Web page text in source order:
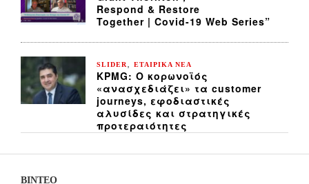
Respond & Restore
Together | Covid-19 Web Series”
SLIDER ΕΤΑΙΡΙΚΑ ΝΕΑ
KPMG: Ο κορωνοϊός
«ανασχεδιάζει» τα customer
journeys, εφοδιαστικές
αλυσίδες και στρατηγικές
προτεραιότητες
ΒΙΝΤΕΟ